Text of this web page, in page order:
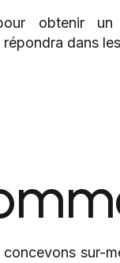
obtenir
dans
sur-